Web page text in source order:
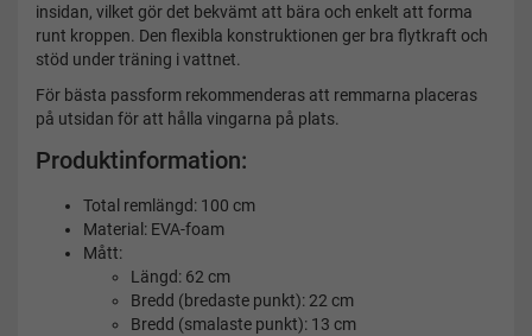
insidan, vilket gör det bekvämt att bära och enkelt att forma
runt kroppen. Den flexibla konstruktionen ger bra flytkraft och
stöd under träning i vattnet.
För bästa passform rekommenderas att remmarna placeras
på utsidan för att hålla vingarna på plats.
Produktinformation:
Total remlängd: 100 cm
Material: EVA-foam
Mått:
Längd: 62 cm
Bredd (bredaste punkt): 22 cm
Bredd (smalaste punkt): 13 cm